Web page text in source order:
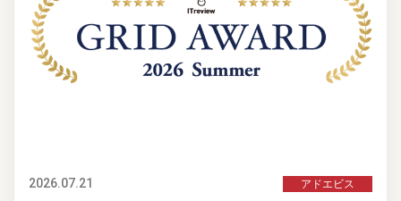
2026.07.21 アドエビス